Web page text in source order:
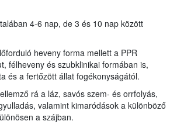
4-6 nap, de 3 és 10 nap között
heveny forma mellett a PPR
félheveny és szubklinikai formában is,
és a fertőzött állat fogékonyságától.
rá a láz, savós szem- és orrfolyás,
valamint kimaródások a különböző
a szájban.